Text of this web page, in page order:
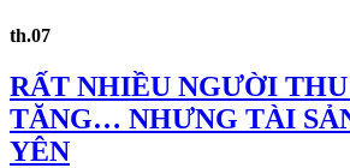
th.07
RẤT NHIỀU NGƯỜI
TĂNG… NHƯNG TÀI
YÊN